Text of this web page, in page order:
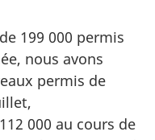
199 000 permis
nous avons
permis de
000 au cours de